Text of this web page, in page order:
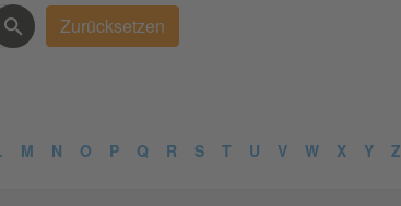
M N O P Q R S T U V W X Y Z